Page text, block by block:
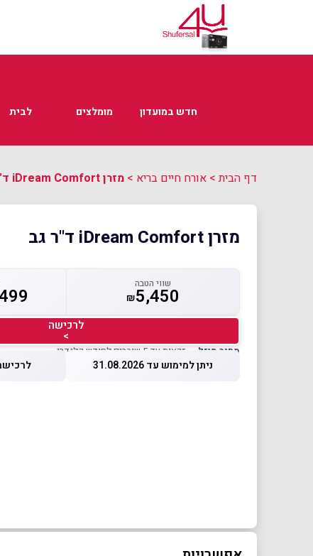
חדש במועדון מומלצים לבית
דף הבית> אורח חיים בריא > מזרן iDream Comfort ד"ר גב
מזרן iDream Comfort ד"ר גב
שווי הטבה
₪5,450
לרכישה
>
מחיר מוזל — זכאות עד 5 שוברים לחודש קלנדרי
ניתן למימוש עד 31.08.2026 לרכישה עד